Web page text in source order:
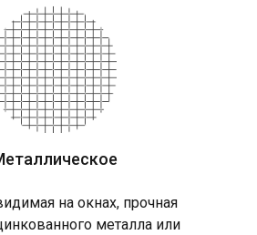
на окнах, прочная
металла или